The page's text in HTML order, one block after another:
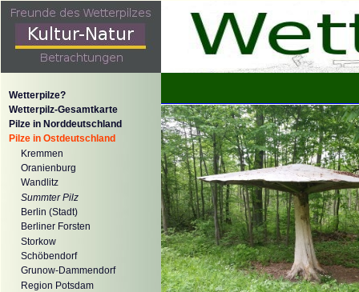
Wetterpilze?
Wetterpilz-Gesamtkarte
Pilze in Norddeutschland
Pilze in Ostdeutschland
Kremmen
Oranienburg
Wandlitz
Summter Pilz
Berlin (Stadt)
Berliner Forsten
Storkow
Schöbendorf
Grunow-Dammendorf
Region Potsdam